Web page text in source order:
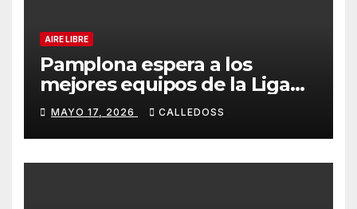
AIRE LIBRE
Pamplona espera a los
mejores equipos de la Liga
Joma e Iberdrola
MAYO 17, 2026 CALLEDOSS